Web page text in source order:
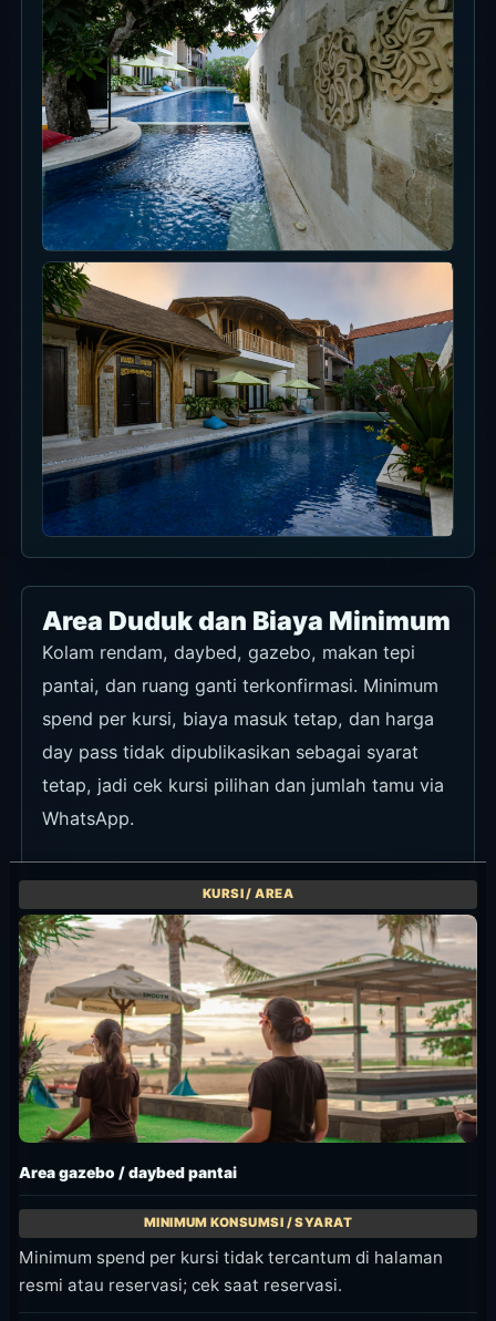
Area Duduk dan Biaya Minimum
Kolam rendam, daybed, gazebo, makan tepi
pantai, dan ruang ganti terkonfirmasi. Minimum
spend per kursi, biaya masuk tetap, dan harga
day pass tidak dipublikasikan sebagai syarat
tetap, jadi cek kursi pilihan dan jumlah tamu via
WhatsApp.
Area gazebo / daybed pantai
Minimum spend per kursi tidak tercantum di halaman
resmi atau reservasi; cek saat reservasi.